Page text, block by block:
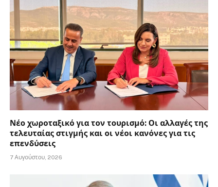
Νέο χωροταξικό για τον τουρισμό: Οι αλλαγές της
τελευταίας στιγμής και οι νέοι κανόνες για τις
επενδύσεις
7 Αυγούστου, 2026